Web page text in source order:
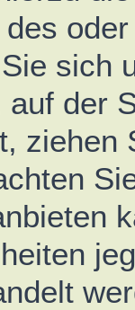
sich
auf der
ziehen